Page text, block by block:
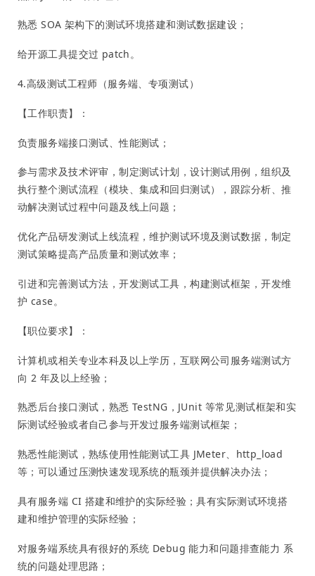
熟悉 SOA 架构下的测试环境搭建和测试数据建设；
给开源工具提交过 patch。
4.高级测试工程师（服务端、专项测试）
【工作职责】：
负责服务端接口测试、性能测试；
参与需求及技术评审，制定测试计划，设计测试用例，组织及
执行整个测试流程（模块、集成和回归测试），跟踪分析、推
动解决测试过程中问题及线上问题；
优化产品研发测试上线流程，维护测试环境及测试数据，制定
测试策略提高产品质量和测试效率；
引进和完善测试方法，开发测试工具，构建测试框架，开发维
护 case。
【职位要求】：
计算机或相关专业本科及以上学历，互联网公司服务端测试方
向 2 年及以上经验；
熟悉后台接口测试，熟悉 TestNG，JUnit 等常见测试框架和实
际测试经验或者自己参与开发过服务端测试框架；
熟悉性能测试，熟练使用性能测试工具 JMeter、http_load
等；可以通过压测快速发现系统的瓶颈并提供解决办法；
具有服务端 CI 搭建和维护的实际经验；具有实际测试环境搭
建和维护管理的实际经验；
对服务端系统具有很好的系统 Debug 能力和问题排查能力 系
统的问题处理思路；